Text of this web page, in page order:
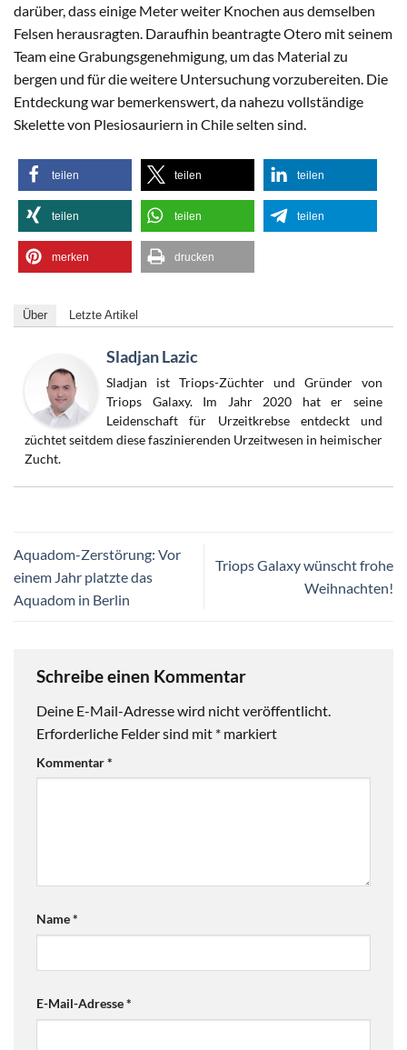
darüber, dass einige Meter weiter Knochen aus demselben
Felsen herausragten. Daraufhin beantragte Otero mit seinem
Team eine Grabungsgenehmigung, um das Material zu
bergen und für die weitere Untersuchung vorzubereiten. Die
Entdeckung war bemerkenswert, da nahezu vollständige
Skelette von Plesiosauriern in Chile selten sind.
teilen teilen teilen
teilen teilen teilen
merken drucken
Über Letzte Artikel
Sladjan Lazic
Sladjan ist Triops-Züchter und Gründer von
Triops Galaxy. Im Jahr 2020 hat er seine
Leidenschaft für Urzeitkrebse entdeckt und
züchtet seitdem diese faszinierenden Urzeitwesen in heimischer
Zucht.
Aquadom-Zerstörung: Vor
einem Jahr platzte das
Aquadom in Berlin
Triops Galaxy wünscht frohe
Weihnachten!
Schreibe einen Kommentar
Deine E-Mail-Adresse wird nicht veröffentlicht.
Erforderliche Felder sind mit * markiert
Kommentar*
Name*
E-Mail-Adresse*